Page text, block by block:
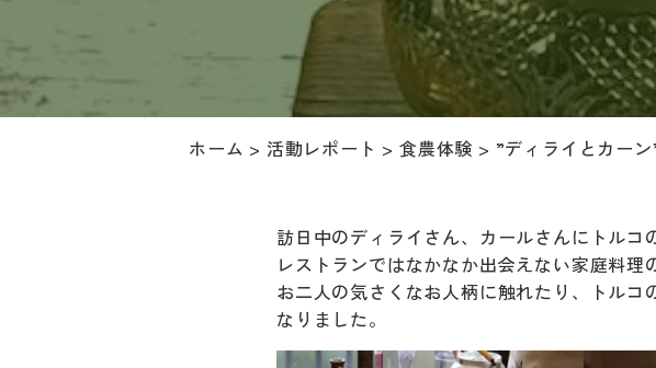
ホーム > 活動レポート >食農体験 > ”ディライとカー
訪日中のディライさん、カールさんにトル
レストランではなかなか出会えない家庭料
お二人の気さくなお人柄に触れたり、トル
なりました。